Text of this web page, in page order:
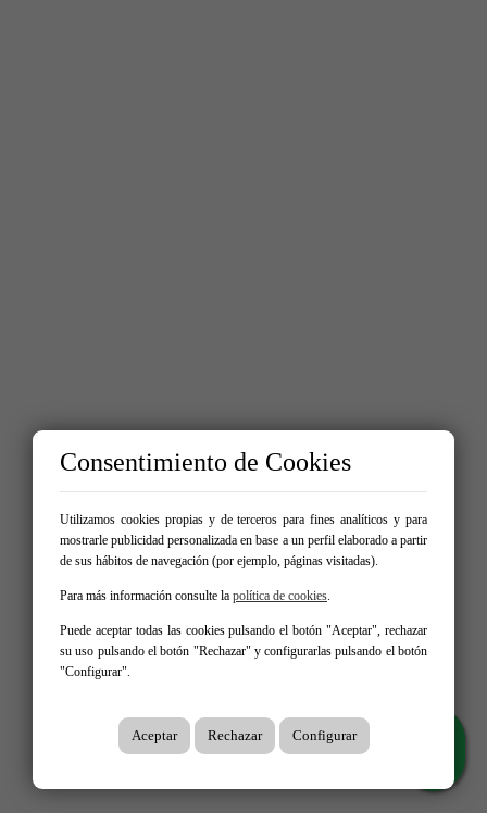
Consentimiento de Cookies
Utilizamos cookies propias y de terceros para fines analíticos y para
mostrarle publicidad personalizada en base a un perfil elaborado a partir
de sus hábitos de navegación (por ejemplo, páginas visitadas).
Para más información consulte la política de cookies.
Puede aceptar todas las cookies pulsando el botón "Aceptar", rechazar
su uso pulsando el botón "Rechazar" y configurarlas pulsando el botón
"Configurar".
Aceptar Rechazar Configurar